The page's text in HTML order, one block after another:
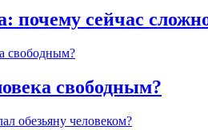
почему сейчас
свободным?